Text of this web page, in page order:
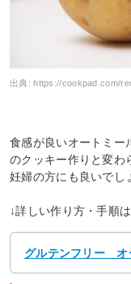
出典:https://cookpad.com/
食感が良いオートミー
のクッキー作りと変わ
妊婦の方にも良いでし
↓詳しい作り方・手順
グルテンフリー オ